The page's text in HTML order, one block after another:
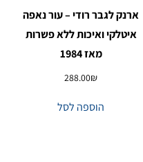
ארנק לגבר רודי – עור נאפה
איטלקי ואיכות ללא פשרות
מאז 1984
288.00₪
הוספה לסל